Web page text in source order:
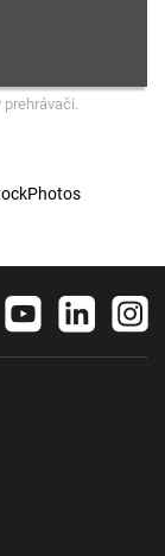
prehrávači.